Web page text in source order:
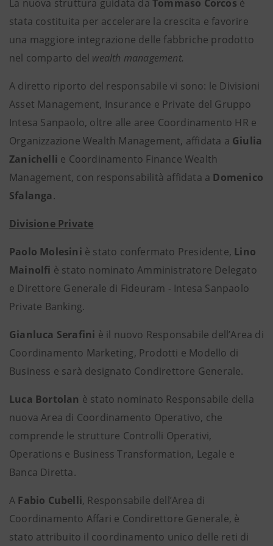
La nuova struttura guidata da Tommaso Corcos è
stata costituita per accelerare la crescita e favorire
una maggiore integrazione delle fabbriche prodotto
nel comparto del wealth management.
A diretto riporto del responsabile vi sono: le Divisioni
Asset Management, Insurance e Private del Gruppo
Intesa Sanpaolo, oltre alle aree Coordinamento HR e
Organizzazione Wealth Management, affidata a Giulia
Zanichelli e Coordinamento Finance Wealth
Management, con responsabilità affidata a Domenico
Sfalanga.
Divisione Private
Paolo Molesini è stato confermato Presidente, Lino
Mainolfi è stato nominato Amministratore Delegato
e Direttore Generale di Fideuram - Intesa Sanpaolo
Private Banking.
Gianluca Serafini è il nuovo Responsabile dell’Area di
Coordinamento Marketing, Prodotti e Modello di
Business e sarà designato Condirettore Generale.
Luca Bortolan è stato nominato Responsabile della
nuova Area di Coordinamento Operativo, che
comprende le strutture Controlli Operativi,
Operations e Business Transformation, Legale e
Banca Diretta.
A Fabio Cubelli, Responsabile dell’Area di
Coordinamento Affari e Condirettore Generale, è
stato attribuito il coordinamento unico delle reti di